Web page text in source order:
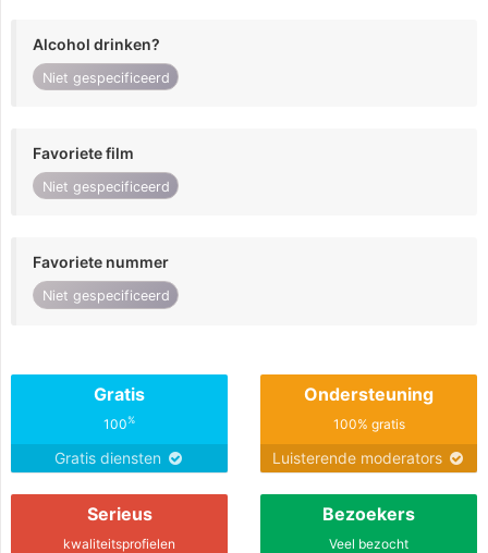
Alcohol drinken?
Niet gespecificeerd
Favoriete film
Niet gespecificeerd
Favoriete nummer
Niet gespecificeerd
Gratis
100%
Gratis diensten
Ondersteuning
100% gratis
Luisterende moderators
Serieus
kwaliteitsprofielen
Bezoekers
Veel bezocht